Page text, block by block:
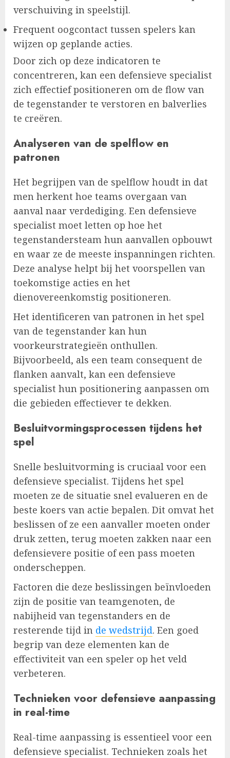
verschuiving in speelstijl.
Frequent oogcontact tussen spelers kan
wijzen op geplande acties.
Door zich op deze indicatoren te
concentreren, kan een defensieve specialist
zich effectief positioneren om de flow van
de tegenstander te verstoren en balverlies
te creëren.
Analyseren van de spelflow en
patronen
Het begrijpen van de spelflow houdt in dat
men herkent hoe teams overgaan van
aanval naar verdediging. Een defensieve
specialist moet letten op hoe het
tegenstandersteam hun aanvallen opbouwt
en waar ze de meeste inspanningen richten.
Deze analyse helpt bij het voorspellen van
toekomstige acties en het
dienovereenkomstig positioneren.
Het identificeren van patronen in het spel
van de tegenstander kan hun
voorkeurstrategieën onthullen.
Bijvoorbeeld, als een team consequent de
flanken aanvalt, kan een defensieve
specialist hun positionering aanpassen om
die gebieden effectiever te dekken.
Besluitvormingsprocessen tijdens het
spel
Snelle besluitvorming is cruciaal voor een
defensieve specialist. Tijdens het spel
moeten ze de situatie snel evalueren en de
beste koers van actie bepalen. Dit omvat het
beslissen of ze een aanvaller moeten onder
druk zetten, terug moeten zakken naar een
defensievere positie of een pass moeten
onderscheppen.
Factoren die deze beslissingen beïnvloeden
zijn de positie van teamgenoten, de
nabijheid van tegenstanders en de
resterende tijd in de wedstrijd. Een goed
begrip van deze elementen kan de
effectiviteit van een speler op het veld
verbeteren.
Technieken voor defensieve aanpassing
in real-time
Real-time aanpassing is essentieel voor een
defensieve specialist. Technieken zoals het